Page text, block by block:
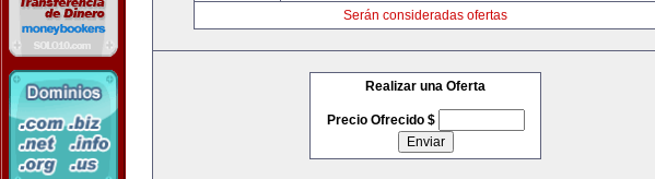
Serán consideradas ofertas
Realizar una Oferta
Precio Ofrecido $